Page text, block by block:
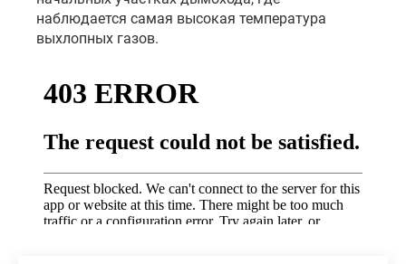
наблюдается самая высокая температура
выхлопных газов.